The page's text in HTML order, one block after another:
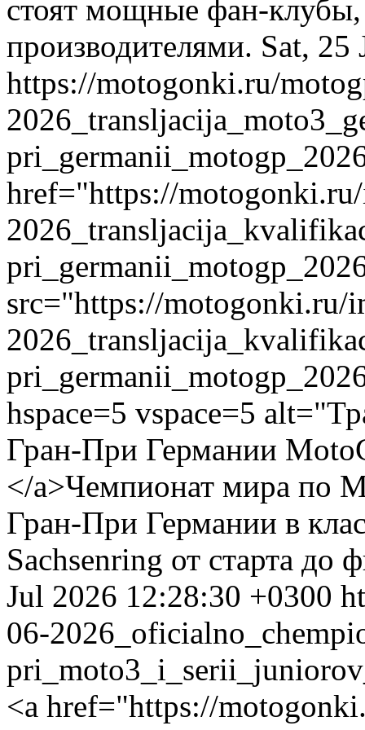
стоят мощные фан-
производителями. Sat, 25
https://motogonki.ru/
href="https://
src="https://motogonki.ru/
hspace=5 vspace=5
Гран-При Германии
</a>Чемпионат мира по
Гран-При Германии в
Sachsenring от старта до
Jul 2026 12:28:30 +0300
06-
<a href="https://